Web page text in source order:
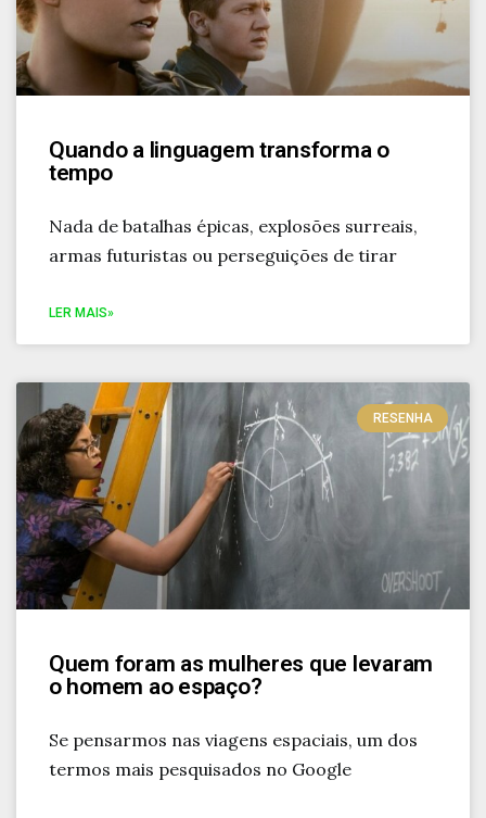
Quando a linguagem transforma o
tempo
Nada de batalhas épicas, explosões surreais,
armas futuristas ou perseguições de tirar
LER MAIS»
RESENHA
Quem foram as mulheres que levaram
o homem ao espaço?
Se pensarmos nas viagens espaciais, um dos
termos mais pesquisados no Google